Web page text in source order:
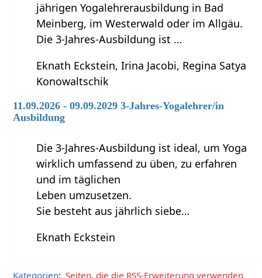
jährigen Yogalehrerausbildung in Bad
Meinberg, im Westerwald oder im Allgäu.
Die 3-Jahres-Ausbildung ist …
Eknath Eckstein, Irina Jacobi, Regina Satya
Konowaltschik
11.09.2026 - 09.09.2029 3-Jahres-Yogalehrer/in
Ausbildung
Die 3-Jahres-Ausbildung ist ideal, um Yoga
wirklich umfassend zu üben, zu erfahren
und im täglichen
Leben umzusetzen.
Sie besteht aus jährlich siebe…
Eknath Eckstein
Kategorien: Seiten, die die RSS-Erweiterung verwenden